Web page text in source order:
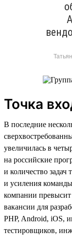
Точка
В последние
увеличилась в
на российские
и количество
и усиления
компании
вакансии для
PHP, Android, iOS,
тестировщиков,